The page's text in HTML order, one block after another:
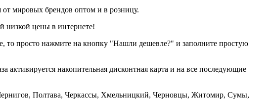
мировых брендов оптом и в розницу.
низкой цены в интернете!
то просто нажмите на кнопку "Нашли дешевле?" и заполните простую
активируется накопительная дисконтная карта и на все последующие
Полтава, Черкассы, Хмельницкий, Черновцы, Житомир, Сумы,